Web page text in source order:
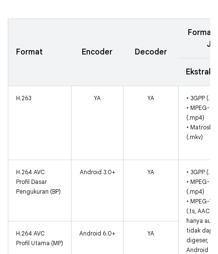
Format Encoder Decoder
Format
H.263 YA YA
• 3GPP
• MPEG-4
(.mp4)
• Matroska
(.mkv)
H.264 AVC
Profil Dasar
Pengukuran (BP)
Android 3.0+ YA
• 3GPP
• MPEG-4
(.mp4)
• MPEG-TS
(.ts, AAC
hanya
tidak dapat
digeser,
Android
H.264 AVC
Profil Utama (MP)
Android 6.0+ YA